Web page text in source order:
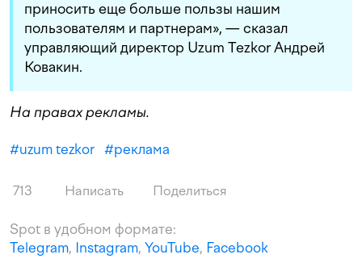
приносить еще больше пользы нашим
пользователям и партнерам», — сказал
управляющий директор Uzum Tezkor Андрей
Ковакин.
На правах рекламы.
#uzum tezkor #реклама
713 Написать Поделиться
Spot в удобном формате:
Telegram, Instagram, YouTube, Facebook